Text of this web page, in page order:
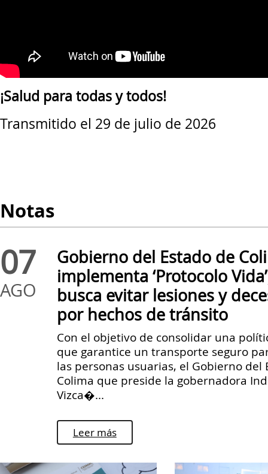
¡Salud para todas y todos!
Transmitido el 29 de julio de 2026
Notas
07
AGO
Gobierno del Estado de
implementa ‘Protocolo
busca evitar lesiones y
por hechos de tránsito
Con el objetivo de consolidar una
que garantice un transporte seguro
las personas usuarias, el Gobierno del
Colima que preside la gobernadora
Vizca�...
Leer más